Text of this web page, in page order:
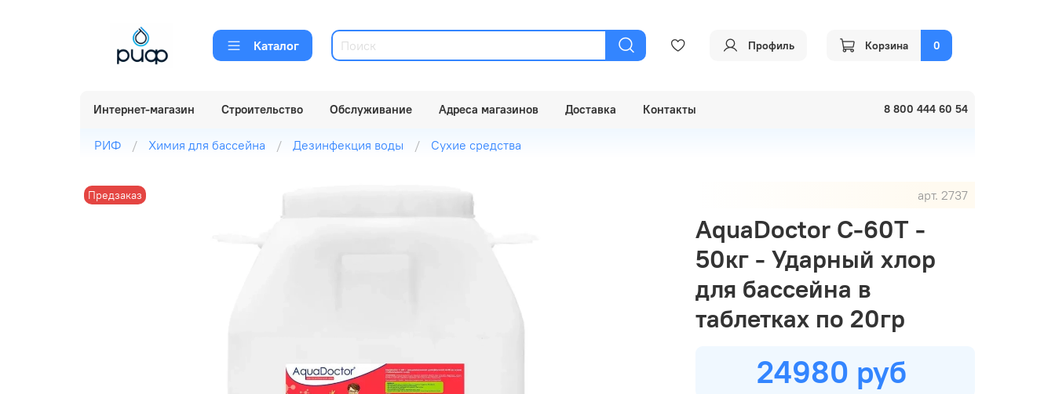
Каталог Профиль Корзина 0
Интернет-магазин Строительство Обслуживание Адреса магазинов Доставка Контакты 8 800 444 60 54
РИФ Химия для бассейна Дезинфекция воды Сухие средства
Предзаказ арт. 2737
AquaDoctor C-60T -
50кг - Ударный хлор
для бассейна в
таблетках по 20гр
24980 руб